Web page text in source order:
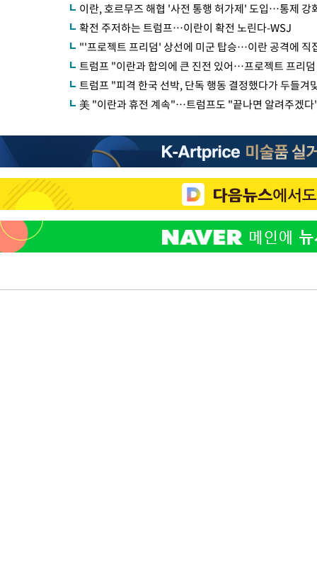
이란, 호르무즈 해협 '사전 통행 허가제' 도입…통제 강
확전 주저하는 트럼프…이란이 확전 노린다-WSJ
"'프로젝트 프리덤' 상선에 미군 탑승…이란 공격에 직
트럼프 "이란과 합의에 큰 진전 있어…프로젝트 프리
트럼프 "피격 한국 선박, 단독 행동 결정했다가 두들겨
美 "이란과 휴전 계속"…트럼프도 "끝나면 알려주겠